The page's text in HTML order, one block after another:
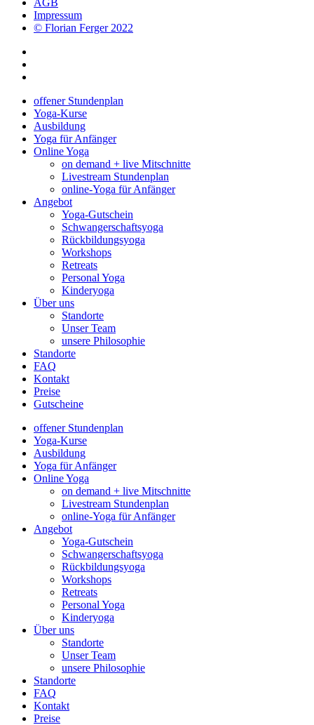
AGB
Impressum
© Florian Ferger 2022
offener Stundenplan
Yoga-Kurse
Ausbildung
Yoga für Anfänger
Online Yoga
on demand + live Mitschnitte
Livestream Stundenplan
online-Yoga für Anfänger
Angebot
Yoga-Gutschein
Schwangerschaftsyoga
Rückbildungsyoga
Workshops
Retreats
Personal Yoga
Kinderyoga
Über uns
Standorte
Unser Team
unsere Philosophie
Standorte
FAQ
Kontakt
Preise
Gutscheine
offener Stundenplan
Yoga-Kurse
Ausbildung
Yoga für Anfänger
Online Yoga
on demand + live Mitschnitte
Livestream Stundenplan
online-Yoga für Anfänger
Angebot
Yoga-Gutschein
Schwangerschaftsyoga
Rückbildungsyoga
Workshops
Retreats
Personal Yoga
Kinderyoga
Über uns
Standorte
Unser Team
unsere Philosophie
Standorte
FAQ
Kontakt
Preise